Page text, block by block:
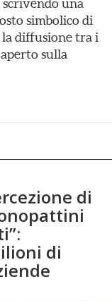
una
simbolico di
diffusione tra i
sulla
di
di